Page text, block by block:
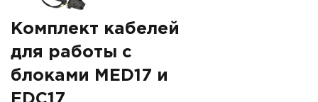
Комплект кабелей
для работы с
блоками MED17 и